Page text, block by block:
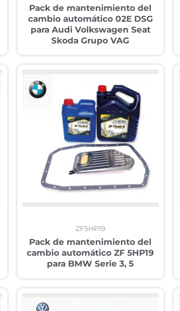
Pack de mantenimiento del
cambio automático 02E DSG
para Audi Volkswagen Seat
Skoda Grupo VAG
ZF5HP19
Pack de mantenimiento del
cambio automático ZF 5HP19
para BMW Serie 3, 5